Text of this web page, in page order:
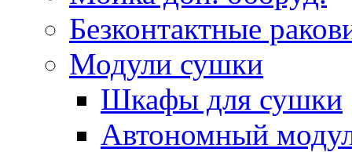
Безконтактные
Модули сушки
Шкафы для сушки
Автономный